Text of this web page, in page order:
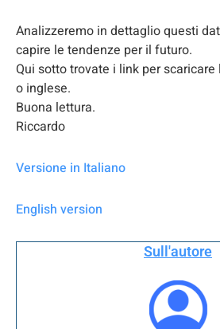
Analizzeremo in dettaglio questi
capire le tendenze per il futuro.
Qui sotto trovate i link per
o inglese.
Buona lettura.
Riccardo
Versione in Italiano
English version
Sull'autore